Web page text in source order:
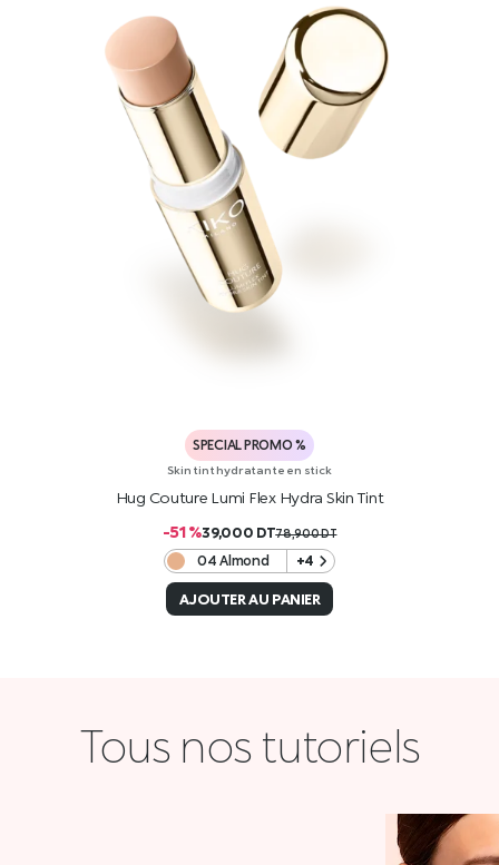
SPECIAL PROMO %
Skin tint hydratante en stick
Hug Couture Lumi Flex Hydra Skin Tint
-51 %39,000 DT78,900DT
04 Almond +4
AJOUTER AU PANIER
Tous nos tutoriels